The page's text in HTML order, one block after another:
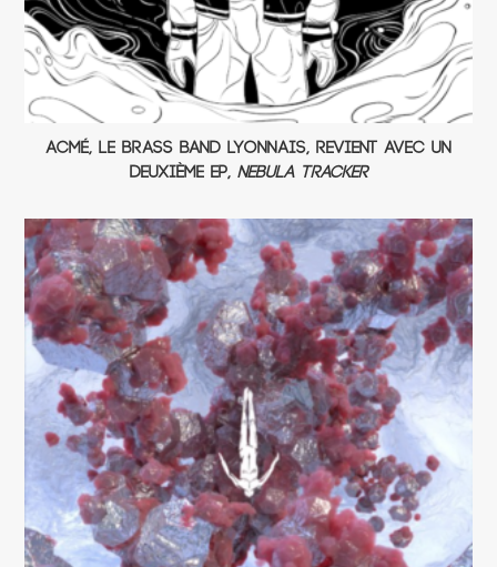
ACMÉ, le brass band lyonnais, revient avec un
deuxième EP, Nebula Tracker